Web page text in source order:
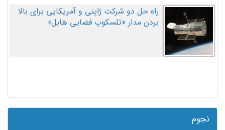
اصلاح کنیم.
راه حل دو شرکت ژاپنی و آمریکایی برای بالا
بردن مدار «تلسکوپ فضایی هابل»
نجوم